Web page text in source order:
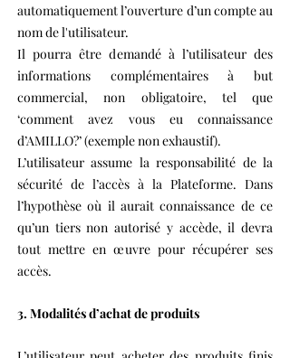
automatiquement l’ouverture d’un compte au
nom de l'utilisateur.
Il pourra être demandé à l’utilisateur des
informations complémentaires à but
commercial, non obligatoire, tel que
‘comment avez vous eu connaissance
d’AMILLO?’ (exemple non exhaustif).
L’utilisateur assume la responsabilité de la
sécurité de l’accès à la Plateforme. Dans
l’hypothèse où il aurait connaissance de ce
qu’un tiers non autorisé y accède, il devra
tout mettre en œuvre pour récupérer ses
accès.
3. Modalités d’achat de produits